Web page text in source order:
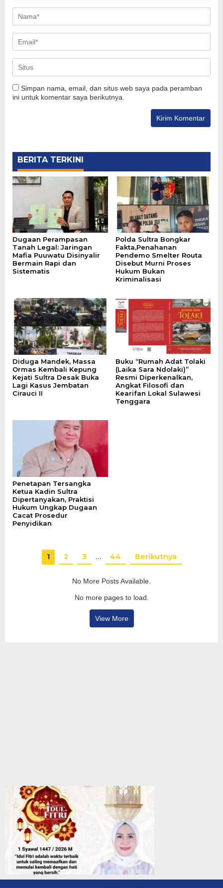
Simpan nama, email, dan situs web saya pada peramban
ini untuk komentar saya berikutnya.
BERITA TERKINI
Dugaan Perampasan
Tanah Legal: Jaringan
Mafia Puuwatu Disinyalir
Bermain Rapi dan
Sistematis
Polda Sultra Bongkar
Fakta,Penahanan
Pendemo Smelter Routa
Disebut Murni Proses
Hukum Bukan
Kriminalisasi
Diduga Mandek, Massa
Ormas Kembali Kepung
Kejati Sultra Desak Buka
Lagi Kasus Jembatan
Cirauci II
Buku “Rumah Adat Tolaki
(Laika Sara Ndolaki)”
Resmi Diperkenalkan,
Angkat Filosofi dan
Kearifan Lokal Sulawesi
Tenggara
Penetapan Tersangka
Ketua Kadin Sultra
Dipertanyakan, Praktisi
Hukum Ungkap Dugaan
Cacat Prosedur
Penyidikan
1 2 3 … 44 Berikutnya
No More Posts Available.
No more pages to load.
View More